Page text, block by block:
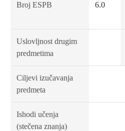
Broj ESPB 6.0
Uslovljnost drugim
predmetima
Ciljevi izučavanja
predmeta
Ishodi učenja
(stečena znanja)